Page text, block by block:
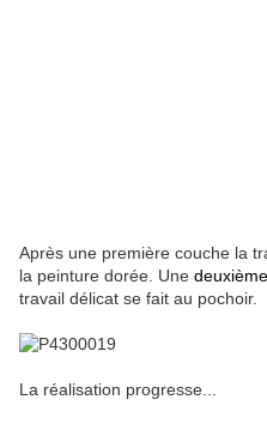
Après une première couche la
la peinture dorée. Une
travail délicat se fait au pochoir.
La réalisation progresse...